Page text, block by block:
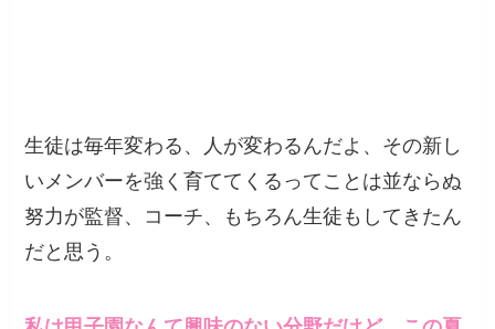
生徒は毎年変わる、人が変わるんだよ、その新し
いメンバーを強く育ててくるってことは並ならぬ
努力が監督、コーチ、もちろん生徒もしてきたん
だと思う。